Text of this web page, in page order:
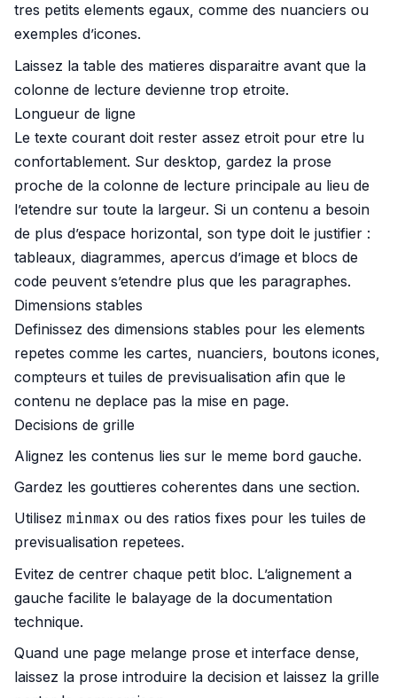
tres petits elements egaux, comme des nuanciers ou
exemples d’icones.
Laissez la table des matieres disparaitre avant que la
colonne de lecture devienne trop etroite.
Longueur de ligne
Le texte courant doit rester assez etroit pour etre lu
confortablement. Sur desktop, gardez la prose
proche de la colonne de lecture principale au lieu de
l’etendre sur toute la largeur. Si un contenu a besoin
de plus d’espace horizontal, son type doit le justifier :
tableaux, diagrammes, apercus d’image et blocs de
code peuvent s’etendre plus que les paragraphes.
Dimensions stables
Definissez des dimensions stables pour les elements
repetes comme les cartes, nuanciers, boutons icones,
compteurs et tuiles de previsualisation afin que le
contenu ne deplace pas la mise en page.
Decisions de grille
Alignez les contenus lies sur le meme bord gauche.
Gardez les gouttieres coherentes dans une section.
Utilisez minmax ou des ratios fixes pour les tuiles de
previsualisation repetees.
Evitez de centrer chaque petit bloc. L’alignement a
gauche facilite le balayage de la documentation
technique.
Quand une page melange prose et interface dense,
laissez la prose introduire la decision et laissez la grille